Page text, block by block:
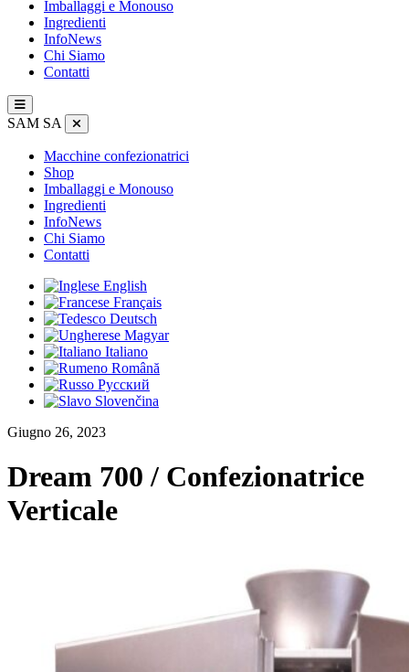
Imballaggi e Monouso
Ingredienti
InfoNews
Chi Siamo
Contatti
SAM SA
Macchine confezionatrici
Shop
Imballaggi e Monouso
Ingredienti
InfoNews
Chi Siamo
Contatti
English
Français
Deutsch
Magyar
Italiano
Română
Русский
Slovenčina
Giugno 26, 2023
Dream 700 / Confezionatrice
Verticale